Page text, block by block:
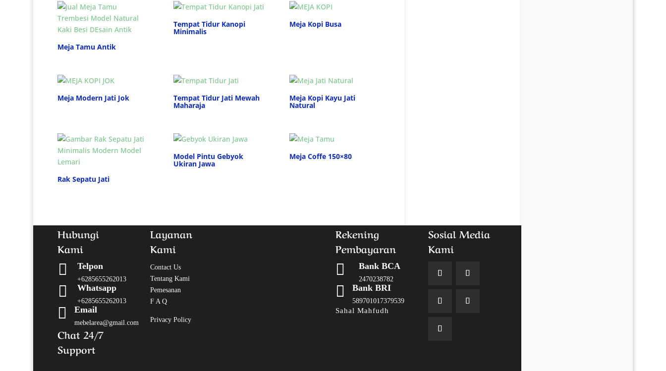
Meja Tamu Antik
Tempat Tidur Kanopi
Minimalis
Meja Kopi Busa
Meja Modern Jati Jok Tempat Tidur Jati Mewah
Maharaja
Meja Kopi Kayu Jati
Natural
Rak Sepatu Jati
Model Pintu Gebyok
Ukiran Jawa
Meja Coffe 150×80
Hubungi
Kami
 Telpon
+6285655262013
 Whatsapp
+6285655262013
 Email
mebelarea@gmail.com
Chat 24/7
Support
Layanan
Kami
Contact Us
Tentang Kami
Pemesanan
F A Q
Privacy Policy
Rekening
Pembayaran
 Bank BCA
2470238782
 Bank BRI
589701017379539
Sahal Mahfudh
Sosial Media
Kami